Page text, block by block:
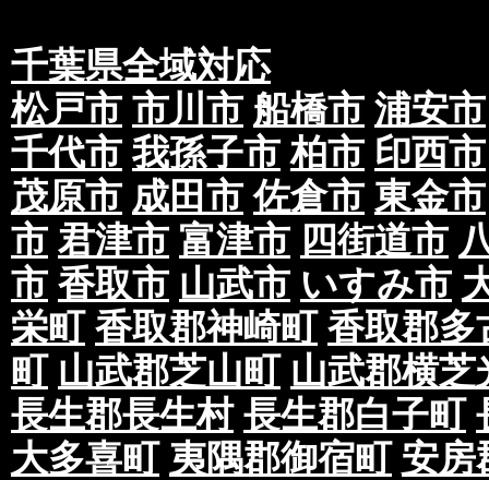
千葉県全域対応
松戸市 市川市 船橋市 浦安市
千代市 我孫子市 柏市 印西市
茂原市 成田市 佐倉市 東金市
市 君津市 富津市 四街道市
市 香取市 山武市 いすみ市
栄町 香取郡神崎町 香取郡多
町 山武郡芝山町 山武郡横芝
長生郡長生村 長生郡白子町
大多喜町 夷隅郡御宿町 安房